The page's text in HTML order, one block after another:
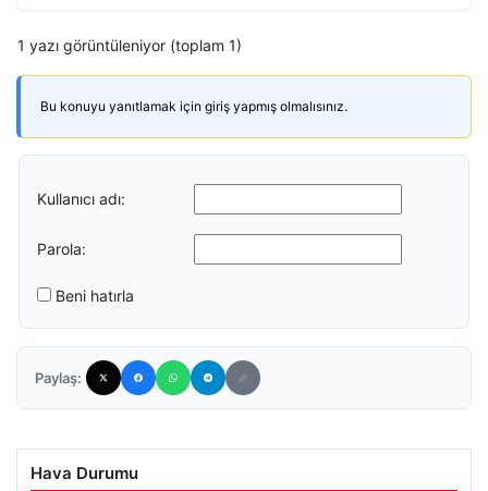
1 yazı görüntüleniyor (toplam 1)
Bu konuyu yanıtlamak için giriş yapmış olmalısınız.
Kullanıcı adı:
Parola:
Beni hatırla
Paylaş:
Hava Durumu